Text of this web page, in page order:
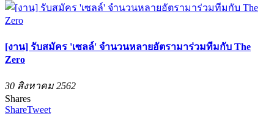
[งาน] รับสมัคร 'เซลล์' จำนวนหลายอัตรามาร่วมทีมกับ The
Zero
30 สิงหาคม 2562
Shares
ShareTweet